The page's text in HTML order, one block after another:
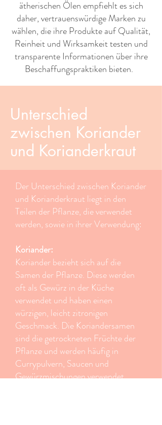
ätherischen Ölen empfiehlt es sich
daher, vertrauenswürdige Marken zu
wählen, die ihre Produkte auf Qualität,
Reinheit und Wirksamkeit testen und
transparente Informationen über ihre
Beschaffungspraktiken bieten. ​ ​
Unterschied
zwischen Koriander
und Korianderkraut
Der Unterschied zwischen Koriander
und Korianderkraut liegt in den
Teilen der Pflanze, die verwendet
werden, sowie in ihrer Verwendung:
Koriander:
Koriander bezieht sich auf die
Samen der Pflanze. Diese werden
oft als Gewürz in der Küche
verwendet und haben einen
würzigen, leicht zitronigen
Geschmack. Die Koriandersamen
sind die getrockneten Früchte der
Pflanze und werden häufig in
Currypulvern, Saucen und
Gewürzmischungen verwendet.